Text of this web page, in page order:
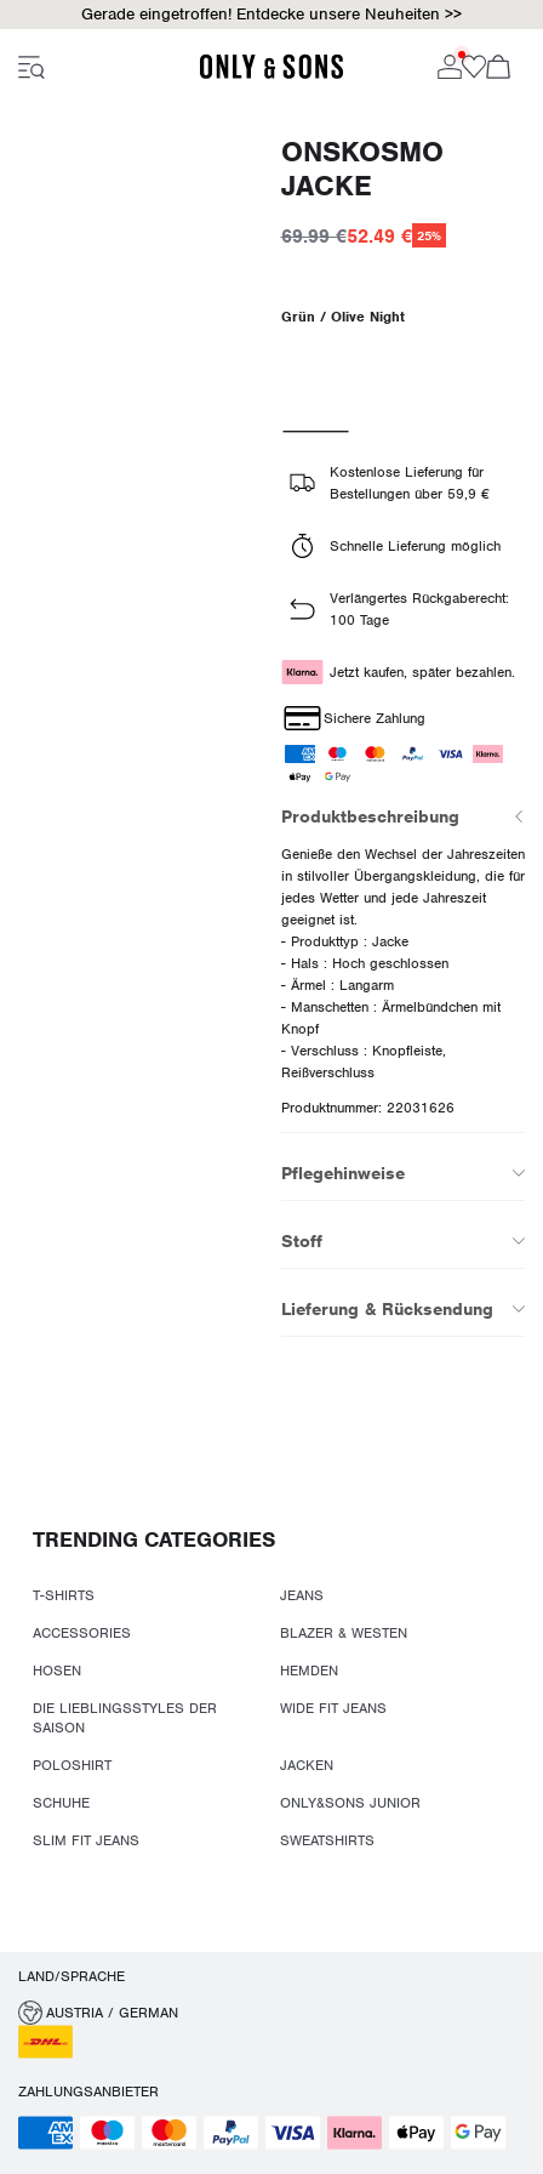
Gerade eingetroffen! Entdecke unsere Neuheiten >>
ONSKOSMO
JACKE
69.99 €52.49 € 25%
Grün / Olive Night
Kostenlose Lieferung für
Bestellungen über 59,9 €
Schnelle Lieferung möglich
Verlängertes Rückgaberecht:
100 Tage
Jetzt kaufen, später bezahlen.
Sichere Zahlung
Produktbeschreibung
Genieße den Wechsel der Jahreszeiten
in stilvoller Übergangskleidung, die für
jedes Wetter und jede Jahreszeit
geeignet ist.
- Produkttyp : Jacke
- Hals : Hoch geschlossen
- Ärmel : Langarm
- Manschetten : Ärmelbündchen mit
Knopf
- Verschluss : Knopfleiste,
Reißverschluss
Produktnummer: 22031626
Pflegehinweise
Stoff
Lieferung & Rücksendung
TRENDING CATEGORIES
T-SHIRTS
JEANS
ACCESSORIES
BLAZER & WESTEN
HOSEN
HEMDEN
DIE LIEBLINGSSTYLES DER
SAISON
WIDE FIT JEANS
POLOSHIRT
JACKEN
SCHUHE
ONLY&SONS JUNIOR
SLIM FIT JEANS
SWEATSHIRTS
LAND/SPRACHE
AUSTRIA / GERMAN
ZAHLUNGSANBIETER